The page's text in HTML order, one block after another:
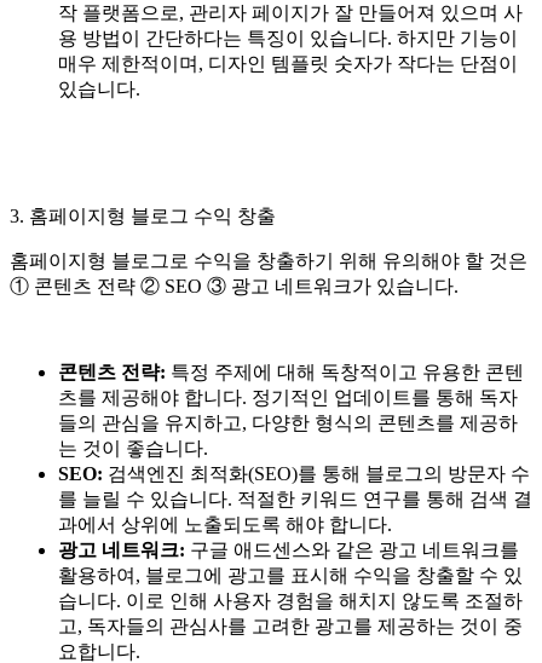
작 플랫폼으로, 관리자 페이지가 잘 만들어져 있으며 사
용 방법이 간단하다는 특징이 있습니다. 하지만 기능이
매우 제한적이며, 디자인 템플릿 숫자가 작다는 단점이
있습니다.
3. 홈페이지형 블로그 수익 창출
홈페이지형 블로그로 수익을 창출하기 위해 유의해야 할 것은
① 콘텐츠 전략 ② SEO ③ 광고 네트워크가 있습니다.
콘텐츠 전략: 특정 주제에 대해 독창적이고 유용한 콘텐
츠를 제공해야 합니다. 정기적인 업데이트를 통해 독자
들의 관심을 유지하고, 다양한 형식의 콘텐츠를 제공하
는 것이 좋습니다.
SEO: 검색엔진 최적화(SEO)를 통해 블로그의 방문자 수
를 늘릴 수 있습니다. 적절한 키워드 연구를 통해 검색 결
과에서 상위에 노출되도록 해야 합니다.
광고 네트워크: 구글 애드센스와 같은 광고 네트워크를
활용하여, 블로그에 광고를 표시해 수익을 창출할 수 있
습니다. 이로 인해 사용자 경험을 해치지 않도록 조절하
고, 독자들의 관심사를 고려한 광고를 제공하는 것이 중
요합니다.